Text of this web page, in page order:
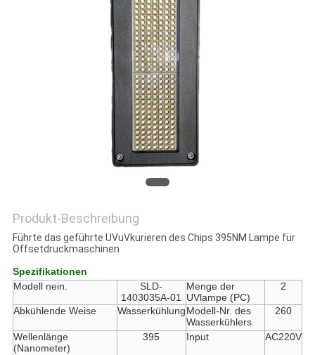
Produkt-Beschreibung
Führte das geführte UVuVkurieren des Chips 395NM Lampe für
Offsetdruckmaschinen
Spezifikationen
Modell nein.
SLD-
1403035A-01
Menge der
UVlampe (PC)
2
Abkühlende Weise WasserkühlungModell-Nr. des
Wasserkühlers
260
Wellenlänge
(Nanometer)
395 Input AC220V